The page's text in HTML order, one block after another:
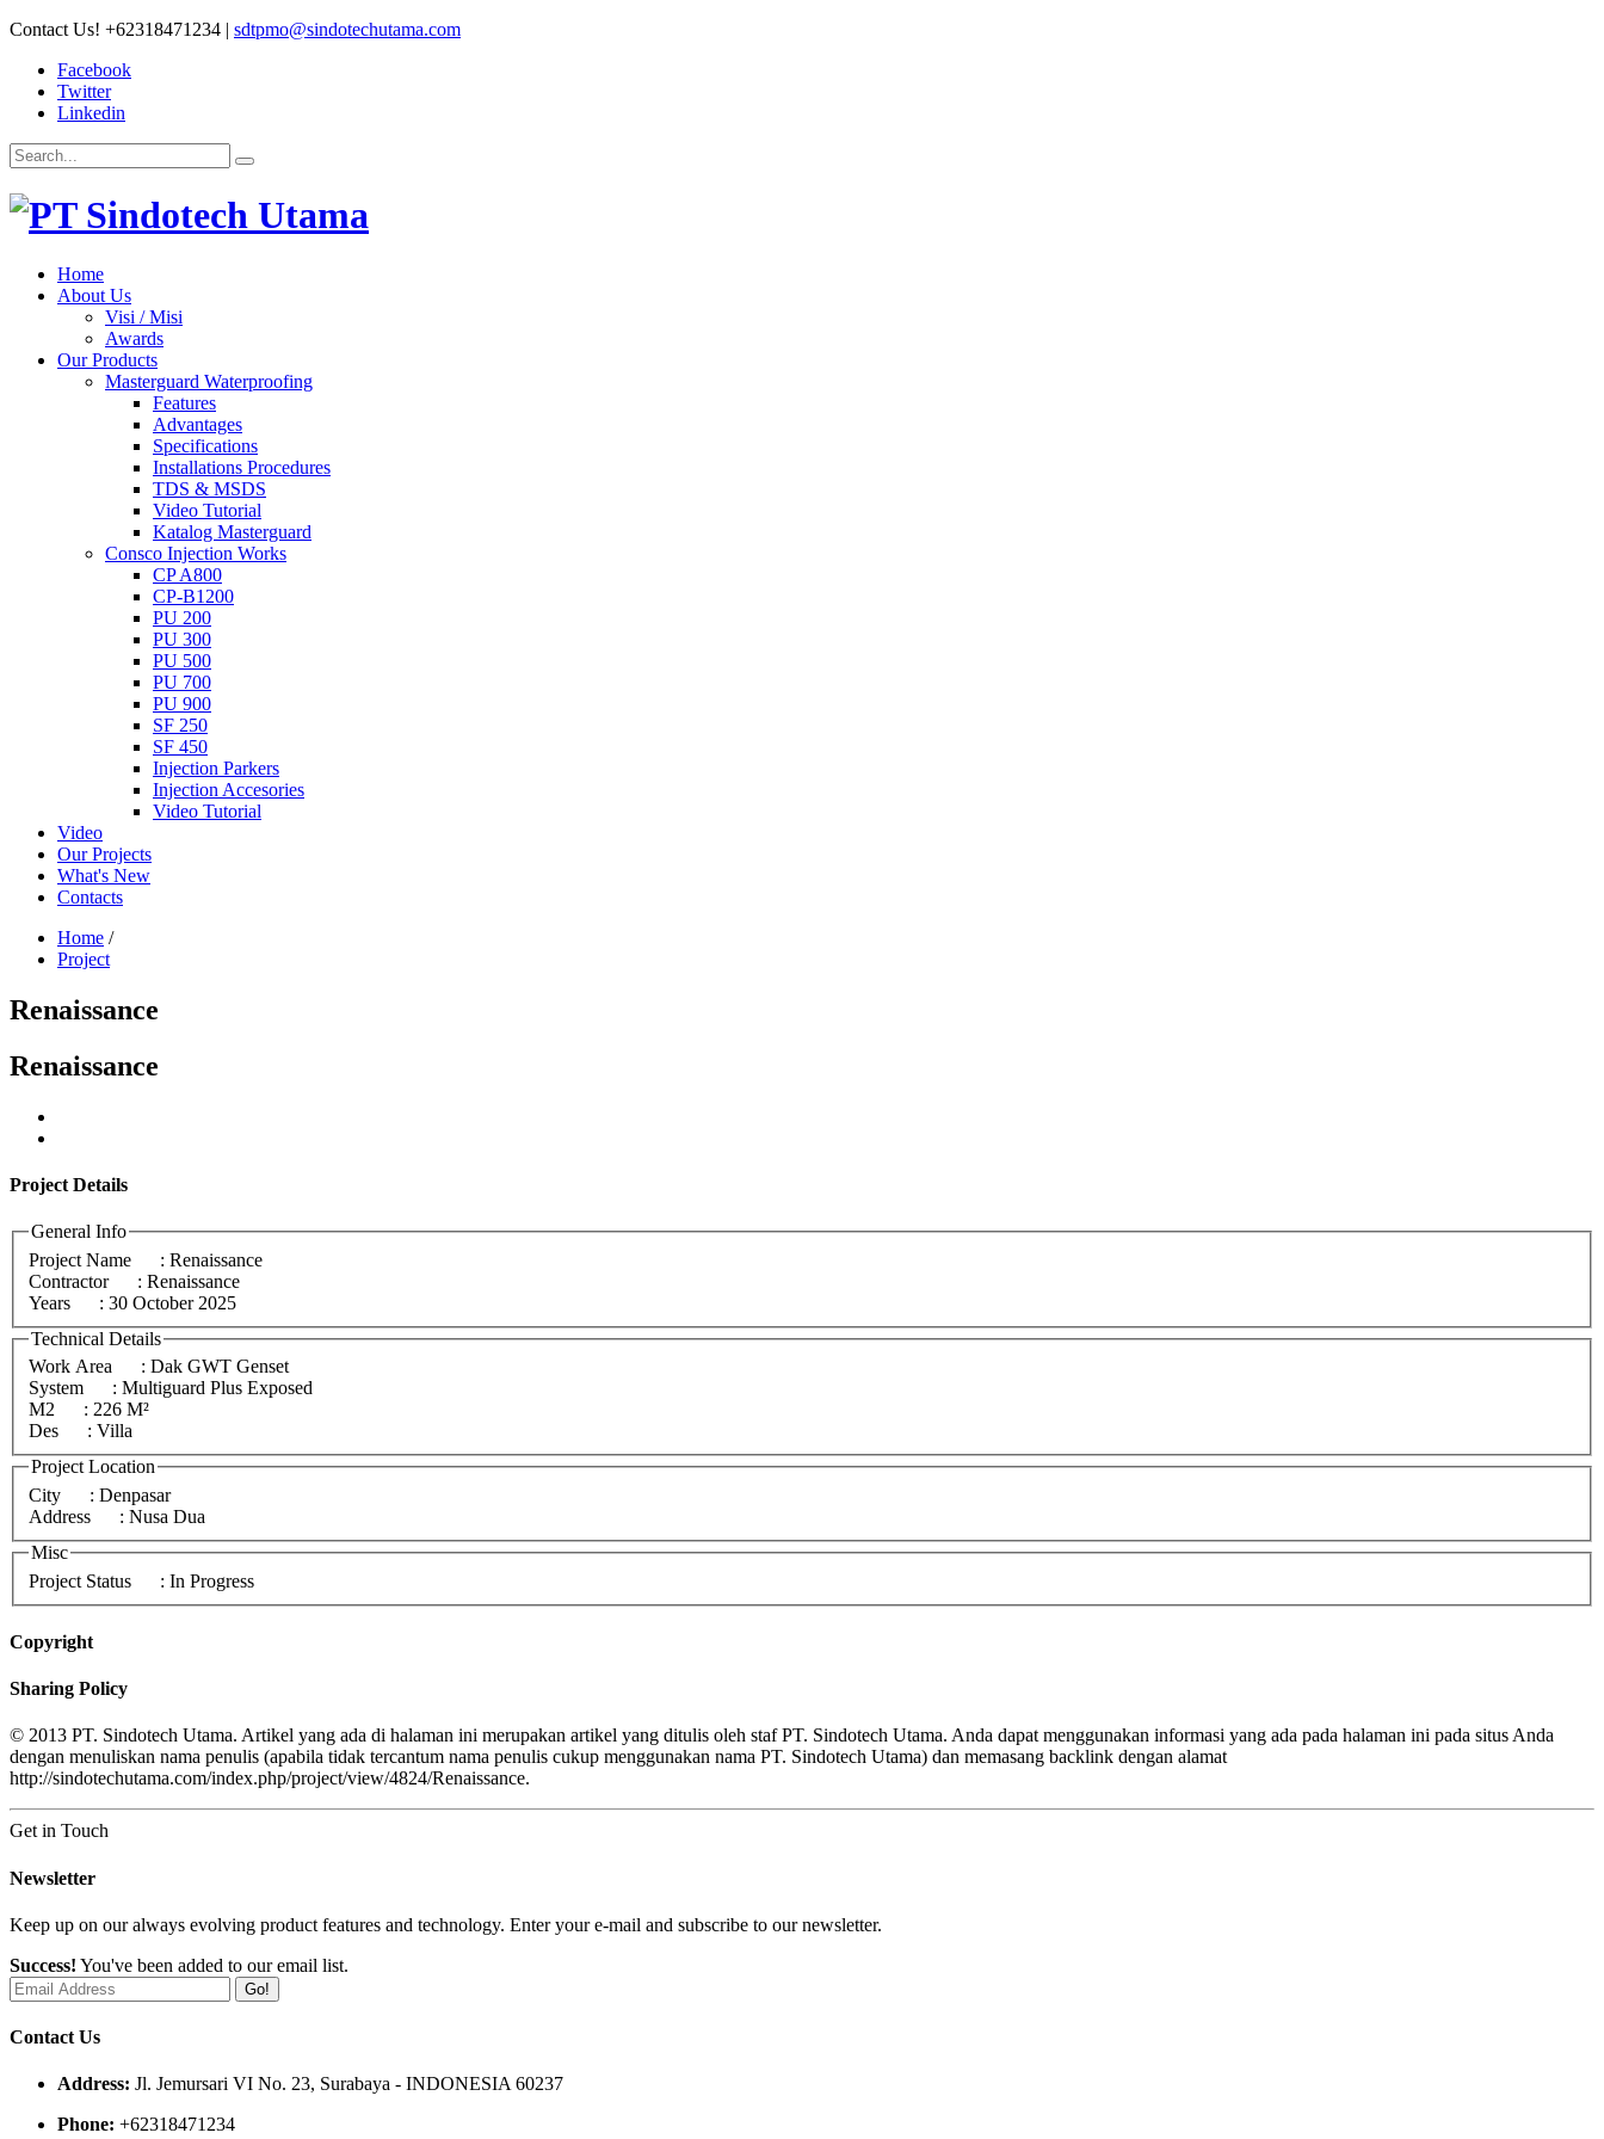
Contact Us! +62318471234 | sdtpmo@sindotechutama.com
Facebook
Twitter
Linkedin
Home
About Us
Visi / Misi
Awards
Our Products
Masterguard Waterproofing
Features
Advantages
Specifications
Installations Procedures
TDS & MSDS
Video Tutorial
Katalog Masterguard
Consco Injection Works
CP A800
CP-B1200
PU 200
PU 300
PU 500
PU 700
PU 900
SF 250
SF 450
Injection Parkers
Injection Accesories
Video Tutorial
Video
Our Projects
What's New
Contacts
Home /
Project
Renaissance
Renaissance
Project Details
General Info
Project Name
: Renaissance
Contractor
: Renaissance
Years
: 30 October 2025
Technical Details
Work Area
: Dak GWT Genset
System
: Multiguard Plus Exposed
M2
: 226 M²
Des
: Villa
Project Location
City
: Denpasar
Address
: Nusa Dua
Misc
Project Status
: In Progress
Copyright
Sharing Policy
© 2013 PT. Sindotech Utama. Artikel yang ada di halaman ini merupakan artikel yang ditulis oleh staf PT. Sindotech Utama. Anda dapat menggunakan informasi yang ada pada halaman ini pada situs Anda
dengan menuliskan nama penulis (apabila tidak tercantum nama penulis cukup menggunakan nama PT. Sindotech Utama) dan memasang backlink dengan alamat
http://sindotechutama.com/index.php/project/view/4824/Renaissance.
Get in Touch
Newsletter
Keep up on our always evolving product features and technology. Enter your e-mail and subscribe to our newsletter.
Success! You've been added to our email list.
Go!
Contact Us
Address: Jl. Jemursari VI No. 23, Surabaya - INDONESIA 60237
Phone: +62318471234